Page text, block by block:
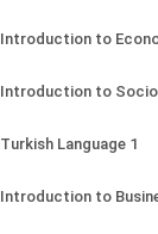
Introduction to
Introduction to
Turkish Language 1
Introduction to